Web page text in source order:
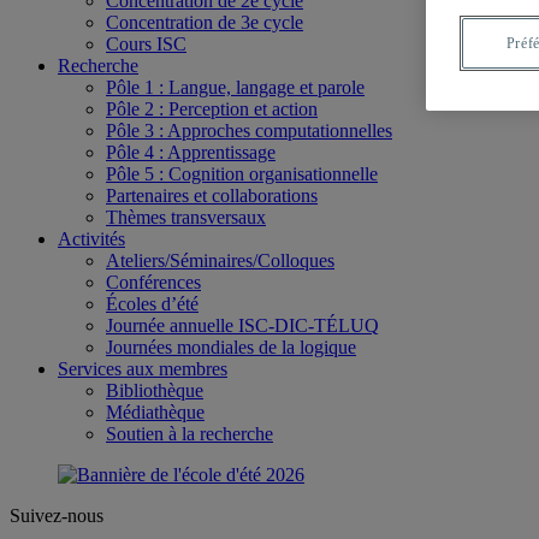
Concentration de 3e cycle
Cours ISC
Recherche
Pôle 1 : Langue, langage et parole
Pôle 2 : Perception et action
Pôle 3 : Approches computationnelles
Pôle 4 : Apprentissage
Pôle 5 : Cognition organisationnelle
Partenaires et collaborations
Thèmes transversaux
Activités
Ateliers/Séminaires/Colloques
Conférences
Écoles d’été
Journée annuelle ISC-DIC-TÉLUQ
Journées mondiales de la logique
Services aux membres
Bibliothèque
Médiathèque
Soutien à la recherche
Suivez-nous